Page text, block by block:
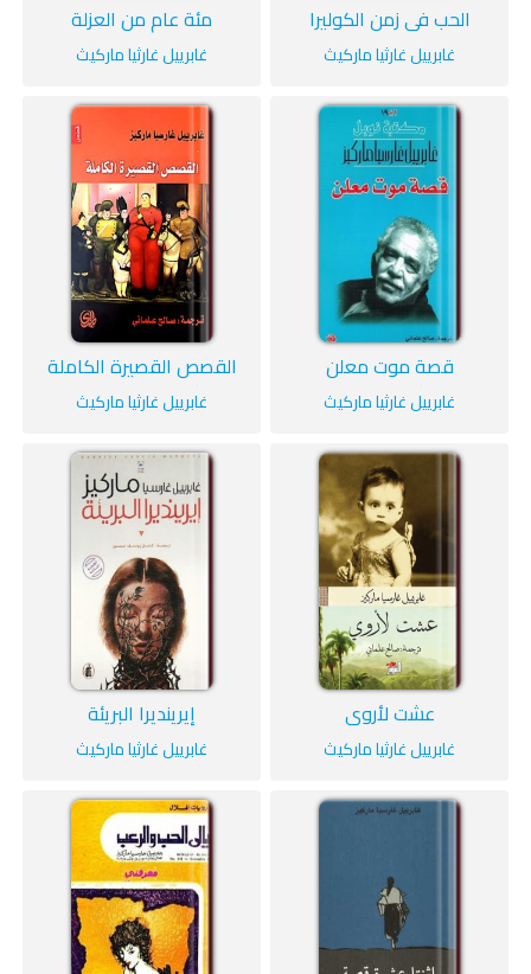
الحب في زمن الكوليرا
غابرييل غارثيا ماركيث
مئة عام من العزلة
غابرييل غارثيا ماركيث
قصة موت معلن
غابرييل غارثيا ماركيث
القصص القصيرة الكاملة
غابرييل غارثيا ماركيث
عشت لأروي
غابرييل غارثيا ماركيث
إيرينديرا البريئة
غابرييل غارثيا ماركيث